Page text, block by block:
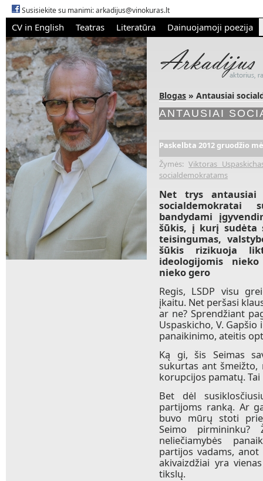
Susisiekite su manimi:arkadijus@vinokuras.lt
CV in English Teatras Literatūra Dainuojamoji poezija
Blogas » Antausiai
ANTAUSIAI
Paskelbta 2012 gruodžio
Žymės:Viktoras
socialdemokratams
Net trys
bandydami
šūkis, į kurį sudėta
teisingumas,
šūkis rizikuoja
ideologijomis
nieko gero
Regis, LSDP visu
įkaitu. Net peršasi
ar ne? Sprendžiant
Uspaskicho, V.
panaikinimo, ateitis
Ką gi, šis Seimas
sukurtas ant šmeižto,
korupcijos pamatų.
Bet dėl
partijoms ranką. Ar
buvo mūrų stoti
Seimo
neliečiamybės
partijos vadams, anot
akivaizdžiai yra
tikslų.